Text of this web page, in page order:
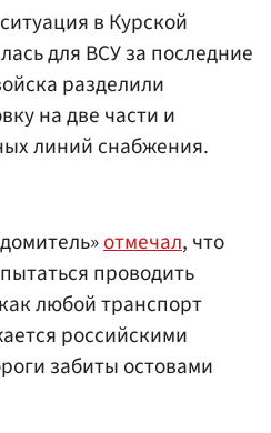
в Курской
для ВСУ за последние
разделили
на две части и
линий снабжения.
отмечал, что
проводить
любой транспорт
российскими
забиты остовами